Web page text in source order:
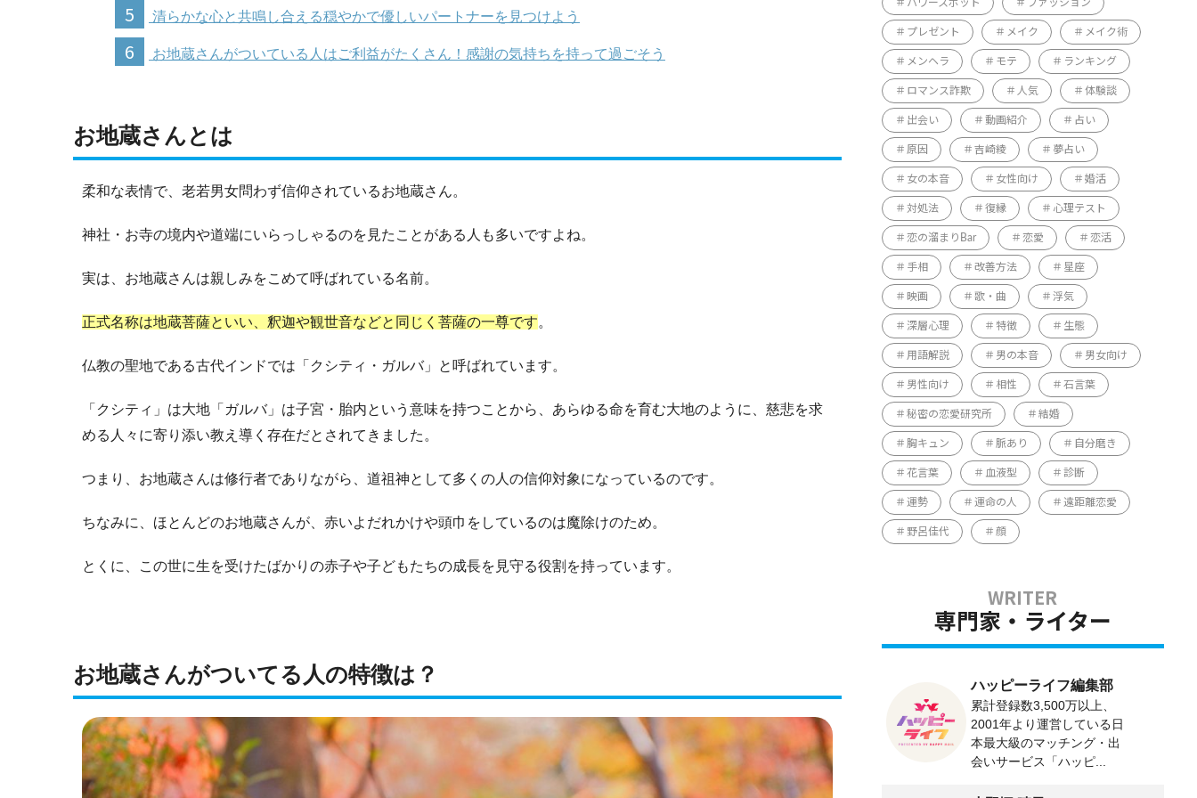
5 清らかな心と共鳴し合える穏やかで優しいパートナーを見つけよう
6 お地蔵さんがついている人はご利益がたくさん！感謝の気持ちを持って過ごそう
お地蔵さんとは
柔和な表情で、老若男女問わず信仰されているお地蔵さん。
神社・お寺の境内や道端にいらっしゃるのを見たことがある人も多いですよね。
実は、お地蔵さんは親しみをこめて呼ばれている名前。
正式名称は地蔵菩薩といい、釈迦や観世音などと同じく菩薩の一尊です。
仏教の聖地である古代インドでは「クシティ・ガルバ」と呼ばれています。
「クシティ」は大地「ガルバ」は子宮・胎内という意味を持つことから、あらゆる命を育む大地のように、慈悲を求
める人々に寄り添い教え導く存在だとされてきました。
つまり、お地蔵さんは修行者でありながら、道祖神として多くの人の信仰対象になっているのです。
ちなみに、ほとんどのお地蔵さんが、赤いよだれかけや頭巾をしているのは魔除けのため。
とくに、この世に生を受けたばかりの赤子や子どもたちの成長を見守る役割を持っています。
お地蔵さんがついてる人の特徴は？
パワースポット ファッション
プレゼント メイク メイク術
メンヘラ モテ ランキング
ロマンス詐欺 人気 体験談
出会い 動画紹介 占い
原因 吉崎綾 夢占い
女の本音 女性向け 婚活
対処法 復縁 心理テスト
恋の溜まりBar 恋愛 恋活
手相 改善方法 星座
映画 歌・曲 浮気
深層心理 特徴 生態
用語解説 男の本音 男女向け
男性向け 相性 石言葉
秘密の恋愛研究所 結婚
胸キュン 脈あり 自分磨き
花言葉 血液型 診断
運勢 運命の人 遠距離恋愛
野呂佳代 顔
専門家・ライター
ハッピーライフ編集部
累計登録数3,500万以上、
2001年より運営している日
本最大級のマッチング・出
会いサービス「ハッピ...